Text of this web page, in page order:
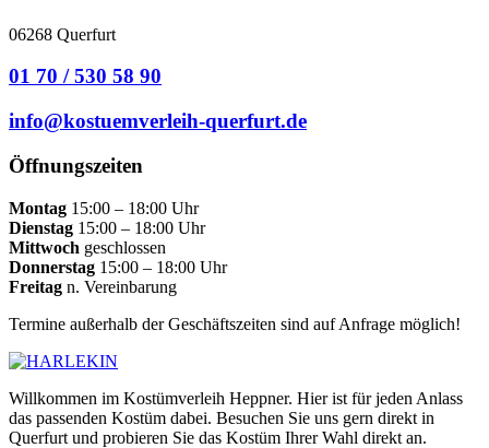
06268 Querfurt
01 70 / 530 58 90
info@kostuemverleih-querfurt.de
Öffnungszeiten
Montag 15:00 – 18:00 Uhr
Dienstag 15:00 – 18:00 Uhr
Mittwoch geschlossen
Donnerstag 15:00 – 18:00 Uhr
Freitag n. Vereinbarung
Termine außerhalb der Geschäftszeiten sind auf Anfrage möglich!
Willkommen im Kostümverleih Heppner. Hier ist für jeden Anlass
das passenden Kostüm dabei. Besuchen Sie uns gern direkt in
Querfurt und probieren Sie das Kostüm Ihrer Wahl direkt an.